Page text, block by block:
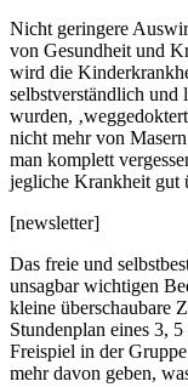
Nicht geringere
von Gesundheit und
wird die
selbstverständlich und
wurden,
nicht mehr von
man komplett
jegliche Krankheit gut
[newsletter]
Das freie und
unsagbar wichtigen
kleine überschaubare
Stundenplan eines 3,
Freispiel in der
mehr davon geben,